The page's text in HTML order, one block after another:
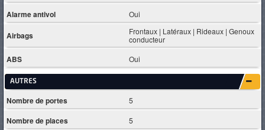
Alarme antivol Oui
Airbags
Frontaux | Latéraux | Rideaux | Genoux
conducteur
ABS Oui
AUTRES
Nombre de portes 5
Nombre de places 5